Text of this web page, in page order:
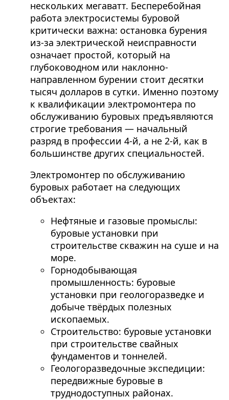
нескольких мегаватт. Бесперебойная
работа электросистемы буровой
критически важна: остановка бурения
из-за электрической неисправности
означает простой, который на
глубоководном или наклонно-
направленном бурении стоит десятки
тысяч долларов в сутки. Именно поэтому
к квалификации электромонтера по
обслуживанию буровых предъявляются
строгие требования — начальный
разряд в профессии 4-й, а не 2-й, как в
большинстве других специальностей.
Электромонтер по обслуживанию
буровых работает на следующих
объектах:
Нефтяные и газовые промыслы:
буровые установки при
строительстве скважин на суше и на
море.
Горнодобывающая
промышленность: буровые
установки при геологоразведке и
добыче твёрдых полезных
ископаемых.
Строительство: буровые установки
при строительстве свайных
фундаментов и тоннелей.
Геологоразведочные экспедиции:
передвижные буровые в
труднодоступных районах.